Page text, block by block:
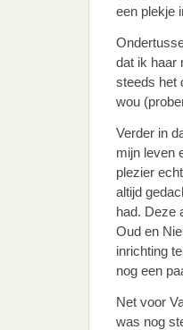
een plekje
dat ik haar
steeds het
wou
Verder in
mijn leven
plezier
altijd
had. Deze
Oud en
inrichting
nog een
Net voor
was nog